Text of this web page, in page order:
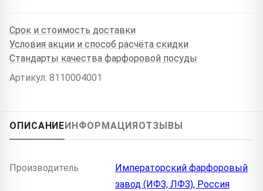
Срок и стоимость доставки
Условия акции и способ расчёта скидки
Стандарты качества фарфоровой посуды
Артикул: 8110004001
ОПИСАНИЕИНФОРМАЦИЯОТЗЫВЫ
Производитель
Императорский фарфоровый
завод (ИФЗ, ЛФЗ), Россия